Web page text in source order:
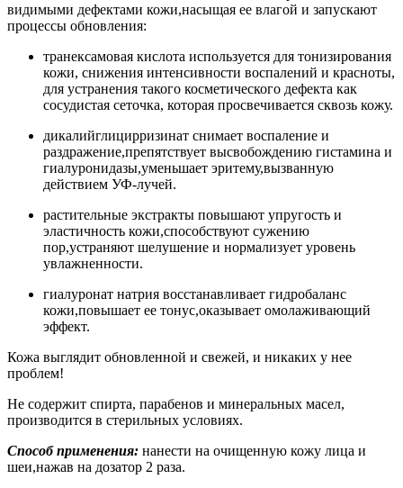
видимыми дефектами кожи,насыщая ее влагой и запускают
процессы обновления:
транексамовая кислота используется для тонизирования
кожи, снижения интенсивности воспалений и красноты,
для устранения такого косметического дефекта как
сосудистая сеточка, которая просвечивается сквозь кожу.
дикалийглицирризинат снимает воспаление и
раздражение,препятствует высвобождению гистамина и
гиалуронидазы,уменьшает эритему,вызванную
действием УФ-лучей.
растительные экстракты повышают упругость и
эластичность кожи,способствуют сужению
пор,устраняют шелушение и нормализует уровень
увлажненности.
гиалуронат натрия восстанавливает гидробаланс
кожи,повышает ее тонус,оказывает омолаживающий
эффект.
Кожа выглядит обновленной и свежей, и никаких у нее
проблем!
Не содержит спирта, парабенов и минеральных масел,
производится в стерильных условиях.
Способ применения: нанести на очищенную кожу лица и
шеи,нажав на дозатор 2 раза.